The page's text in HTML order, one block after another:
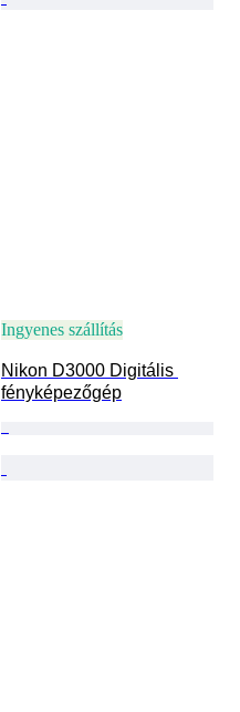
Ingyenes szállítás
Nikon D3000 Digitális
fényképezőgép